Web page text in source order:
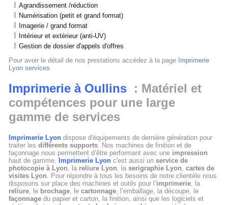
Agrandissement /réduction
Numérisation (petit et grand format)
Imagerie / grand format
Intérieur et extérieur (anti-UV)
Gestion de dossier d'appels d'offres
Pour avoir le détail de nos prestations accédez à la page Imprimerie
Lyon services
Imprimerie à Oullins : Matériel et
compétences pour une large
gamme de services
Imprimerie Lyon dispose d'équipements de dernière génération pour
traiter lesdifférents supports. Nos machines de finition et de
façonnage nous permettent d’être performant avec une impression
haut de gamme. Imprimerie Lyon c'est aussi unservice de
photocopie à Lyon, la reliure Lyon, laserigraphie Lyon,cartes de
visites Lyon. Pour répondre à tous les besoins de notre clientèle nous
disposons sur place des machines et outils pour l’imprimerie, la
reliure, le brochage, lecartonnage, l’emballage, la découpe, le
façonnage du papier et carton, la finition, ainsi que les logiciels et